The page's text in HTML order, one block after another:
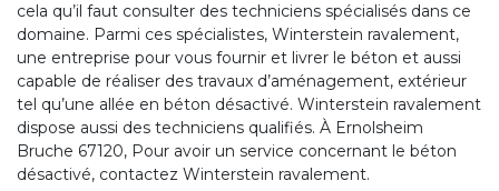
cela qu’il faut consulter des techniciens spécialisés dans ce
domaine. Parmi ces spécialistes, Winterstein ravalement,
une entreprise pour vous fournir et livrer le béton et aussi
capable de réaliser des travaux d’aménagement, extérieur
tel qu’une allée en béton désactivé. Winterstein ravalement
dispose aussi des techniciens qualifiés. À Ernolsheim
Bruche 67120, Pour avoir un service concernant le béton
désactivé, contactez Winterstein ravalement.